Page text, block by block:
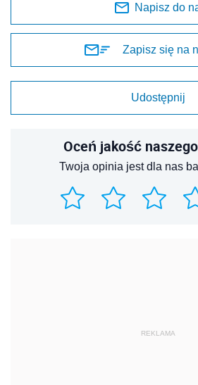
Napisz do
Zapisz się na
Udostępnij
Oceń jakość
Twoja opinia jest dla nas
REKLAMA